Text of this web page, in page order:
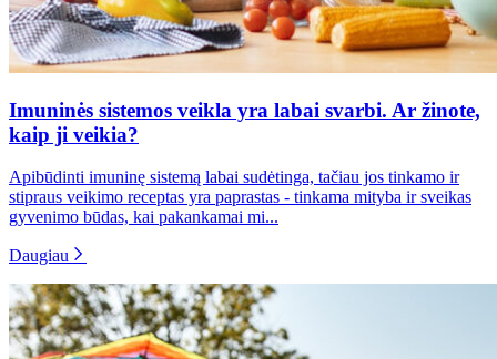
Imuninės sistemos veikla yra labai svarbi. Ar žinote,
kaip ji veikia?
Apibūdinti imuninę sistemą labai sudėtinga, tačiau jos tinkamo ir
stipraus veikimo receptas yra paprastas - tinkama mityba ir sveikas
gyvenimo būdas, kai pakankamai mi...
Daugiau